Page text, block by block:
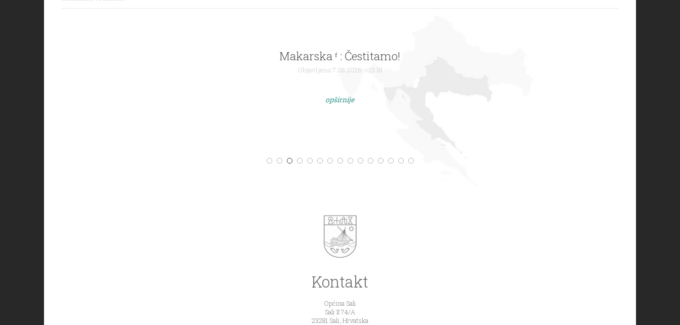
Makarska ᶠ : Čestitamo!
Objavljeno 7.08.2026. - 13:18
opširnije
Kontakt
Općina Sali
Sali II 74/A
23281 Sali, Hrvatska